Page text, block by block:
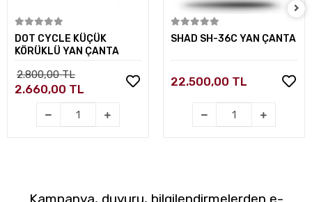
Sepete Ekle
DOT CYCLE KÜÇÜK
KÖRÜKLÜ YAN ÇANTA
2.800,00 TL
2.660,00 TL
Sepete Ekle
SHAD SH-36C YAN ÇANTA
22.500,00 TL